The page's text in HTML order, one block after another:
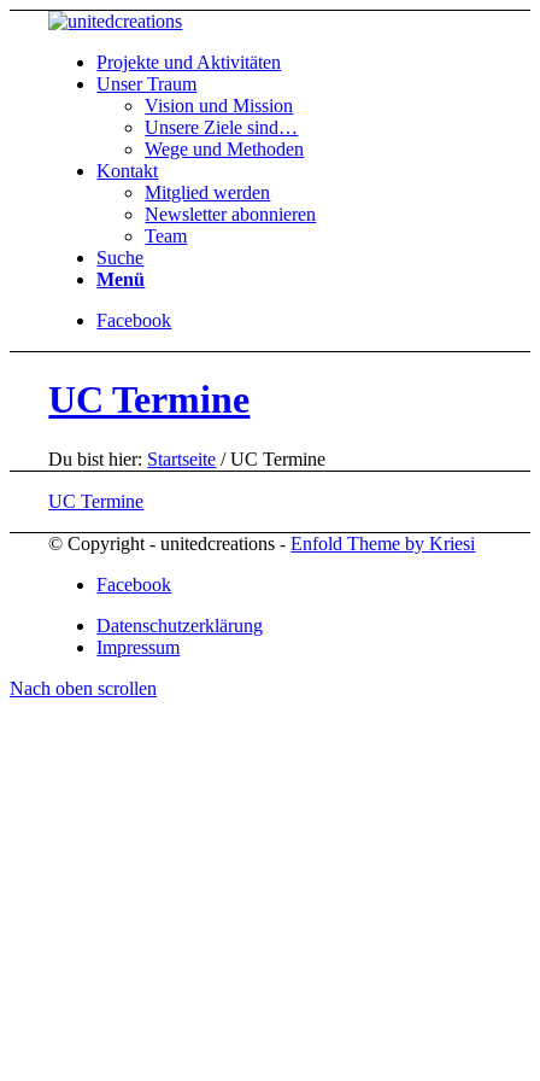
Projekte und Aktivitäten
Unser Traum
Vision und Mission
Unsere Ziele sind…
Wege und Methoden
Kontakt
Mitglied werden
Newsletter abonnieren
Team
Suche
Menü
Facebook
UC Termine
Du bist hier: Startseite / UC Termine
UC Termine
© Copyright - unitedcreations -Enfold Theme by Kriesi
Facebook
Datenschutzerklärung
Impressum
Nach oben scrollen